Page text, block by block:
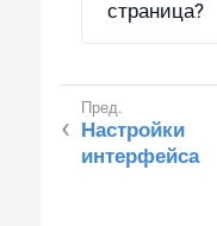
страница?
Настройки
интерфейса